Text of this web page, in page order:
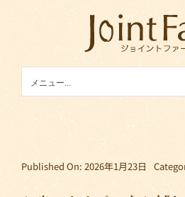
メニュー...
Published On: 2026年1月23日